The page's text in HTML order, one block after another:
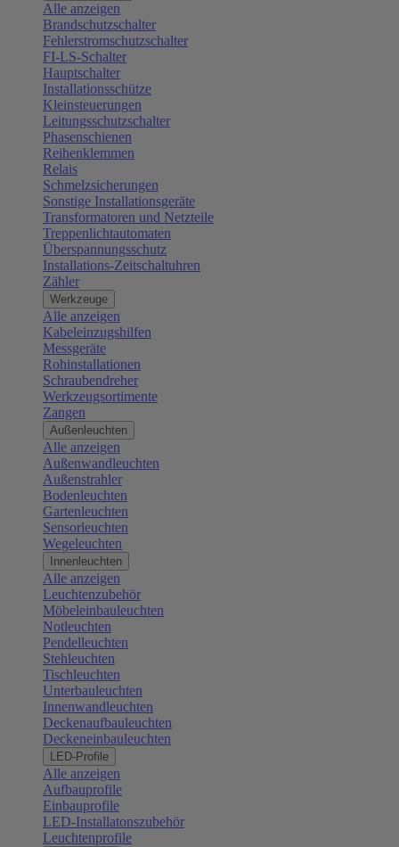
Alle anzeigen
Brandschutzschalter
Fehlerstromschutzschalter
FI-LS-Schalter
Hauptschalter
Installationsschütze
Kleinsteuerungen
Leitungsschutzschalter
Phasenschienen
Reihenklemmen
Relais
Schmelzsicherungen
Sonstige Installationsgeräte
Transformatoren und Netzteile
Treppenlichtautomaten
Überspannungsschutz
Installations-Zeitschaltuhren
Zähler
Werkzeuge
Alle anzeigen
Kabeleinzugshilfen
Messgeräte
Rohinstallationen
Schraubendreher
Werkzeugsortimente
Zangen
Außenleuchten
Alle anzeigen
Außenwandleuchten
Außenstrahler
Bodenleuchten
Gartenleuchten
Sensorleuchten
Wegeleuchten
Innenleuchten
Alle anzeigen
Leuchtenzubehör
Möbeleinbauleuchten
Notleuchten
Pendelleuchten
Stehleuchten
Tischleuchten
Unterbauleuchten
Innenwandleuchten
Deckenaufbauleuchten
Deckeneinbauleuchten
LED-Profile
Alle anzeigen
Aufbauprofile
Einbauprofile
LED-Installatonszubehör
Leuchtenprofile